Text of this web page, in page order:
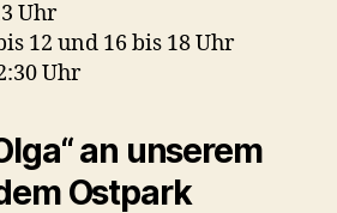
Uhr
12 und 16 bis 18 Uhr
Uhr
an unserem
Ostpark